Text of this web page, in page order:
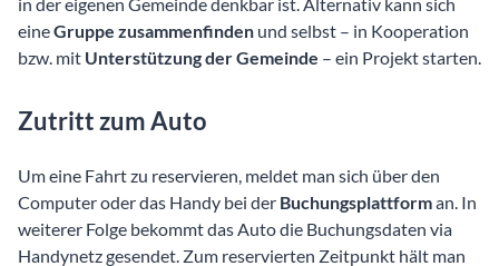
eineGruppe zusammenfinden und selbst – in Kooperation
bzw. mit Unterstützung der Gemeinde – ein Projekt starten.
Zutritt zum Auto
Um eine Fahrt zu reservieren, meldet man sich über den
Computer oder das Handy bei der Buchungsplattforman. In
weiterer Folge bekommt das Auto die Buchungsdaten via
Handynetz gesendet. Zum reservierten Zeitpunkt hält man